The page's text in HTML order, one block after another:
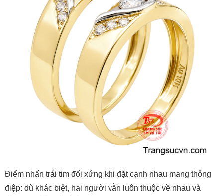
Điểm nhấn trái tim đối xứng khi đặt cạnh nhau mang thông
điệp: dù khác biệt, hai người vẫn luôn thuộc về nhau và